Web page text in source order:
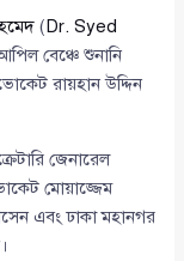
( Dr. Syed
বেঞ্চে শুনানি
রায়হান উদ্দিন
জেনারেল
মোয়াজ্জেম
এবং ঢাকা মহানগর